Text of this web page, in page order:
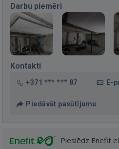
Darbu piemēri
Kontakti
+371 *** *** 87 E-
Piedāvāt pasūtījumu
Pieslēdz Enefit